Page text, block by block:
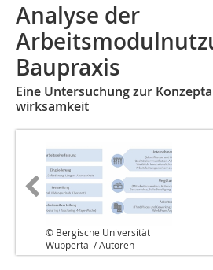
Analyse der
Baupraxis
Eine Untersuchung zur
wirksamkeit
© Bergische Universität
Wuppertal / Autoren